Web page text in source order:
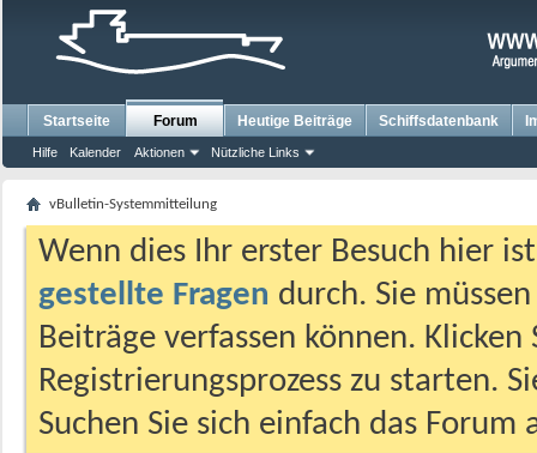
Startseite Forum
Hilfe Kalender Aktionen Nützliche Links
Heutige Beiträge Schiffsdatenbank
vBulletin-Systemmitteilung
Wenn dies Ihr erster Besuch hier
gestellte Fragen durch. Sie
Beiträge verfassen können.
Registrierungsprozess zu starten.
Suchen Sie sich einfach das